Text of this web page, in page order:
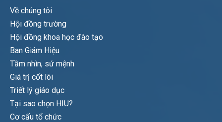
Về chúng tôi
Hội đồng trường
Hội đồng khoa học đào tạo
Ban Giám Hiệu
Tầm nhìn, sứ mệnh
Giá trị cốt lõi
Triết lý giáo dục
Tại sao chọn HIU?
Cơ cấu tổ chức